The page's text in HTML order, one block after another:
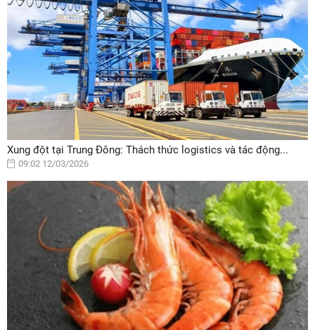
Xung đột tại Trung Đông: Thách thức logistics và tác động...
09:02 12/03/2026